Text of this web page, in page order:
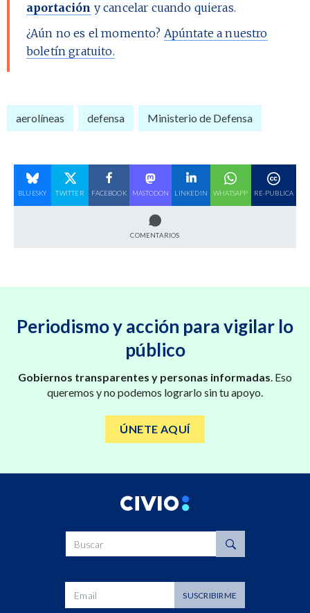
aportación y cancelar cuando quieras.
¿Aún no es el momento? Apúntate a nuestro
boletín gratuito.
aerolíneas defensa Ministerio de Defensa
BLUESKY TWITTER FACEBOOK MASTODON LINKEDIN WHATSAPP RE-PUBLICA
COMENTARIOS
Periodismo y acción para vigilar lo
público
Gobiernos transparentes y personas informadas. Eso
queremos y no podemos lograrlo sin tu apoyo.
ÚNETE AQUÍ
SUSCRIBIRME